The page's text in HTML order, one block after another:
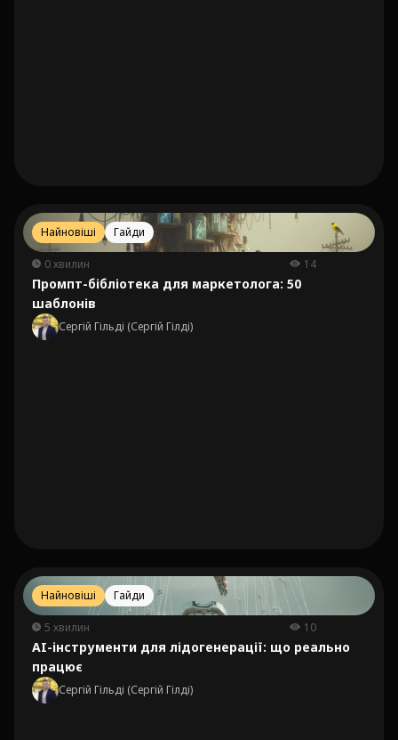
Найновіші Гайди
0 хвилин 14
Промпт-бібліотека для маркетолога: 50
шаблонів
Сергій Гільді (Сергій Гілді)
Найновіші Гайди
5 хвилин 10
AI-інструменти для лідогенерації: що реально
працює
Сергій Гільді (Сергій Гілді)